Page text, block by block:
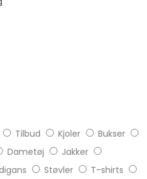
Tilbud Kjoler
Bukser
Dametøj
Jakker
Støvler
T-shirts